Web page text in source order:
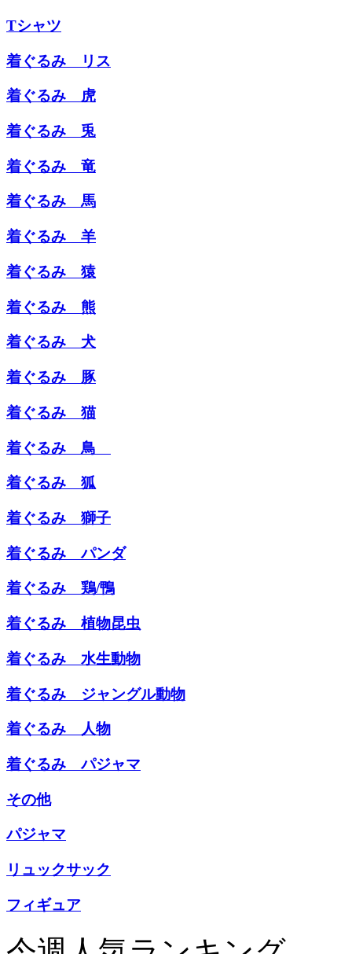
Tシャツ
着ぐるみ リス
着ぐるみ 虎
着ぐるみ 兎
着ぐるみ 竜
着ぐるみ 馬
着ぐるみ 羊
着ぐるみ 猿
着ぐるみ 熊
着ぐるみ 犬
着ぐるみ 豚
着ぐるみ 猫
着ぐるみ 鳥
着ぐるみ 狐
着ぐるみ 獅子
着ぐるみ パンダ
着ぐるみ 鶏/鴨
着ぐるみ 植物昆虫
着ぐるみ 水生動物
着ぐるみ ジャングル動物
着ぐるみ 人物
着ぐるみ パジャマ
その他
パジャマ
リュックサック
フィギュア